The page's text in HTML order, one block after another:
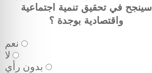
سينجح في تحقيق تنمية اجتماعية
واقتصادية بوجدة ؟
نعم
لا
بدون رأي